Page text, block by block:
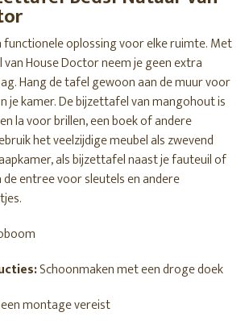
functionele oplossing voor elke ruimte. Met
House Doctor neem je geen extra
Hang de tafel gewoon aan de muur voor
je kamer. De bijzettafel van mangohout is
la voor brillen, een boek of andere
het veelzijdige meubel als zwevend
als bijzettafel naast je fauteuil of
de entree voor sleutels en andere
Schoonmaken met een droge doek
montage vereist